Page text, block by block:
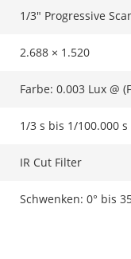
1/3" Progressive
2.688 × 1.520
Farbe: 0.003 Lux @
1/3 s bis 1/100.000 s
IR Cut Filter
Schwenken: 0° bis